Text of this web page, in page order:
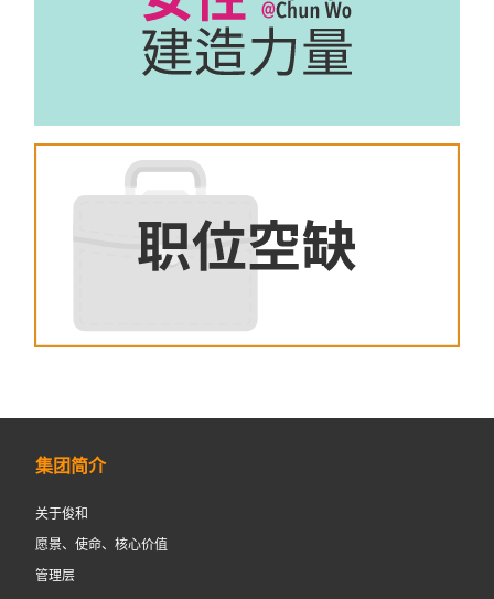
集团简介
关于俊和
愿景、使命、核心价值
管理层